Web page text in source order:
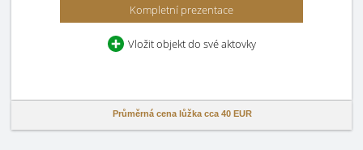
Kompletní prezentace
Vložit objekt do své aktovky
Průměrná cena lůžka cca 40 EUR